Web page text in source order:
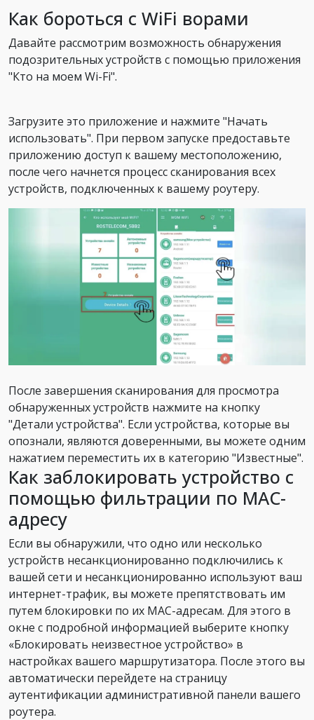
Как бороться с WiFi ворами
Давайте рассмотрим возможность обнаружения
подозрительных устройств с помощью приложения
"Кто на моем Wi-Fi".
Загрузите это приложение и нажмите "Начать
использовать". При первом запуске предоставьте
приложению доступ к вашему местоположению,
после чего начнется процесс сканирования всех
устройств, подключенных к вашему роутеру.
После завершения сканирования для просмотра
обнаруженных устройств нажмите на кнопку
"Детали устройства". Если устройства, которые вы
опознали, являются доверенными, вы можете одним
нажатием переместить их в категорию "Известные".
Как заблокировать устройство с
помощью фильтрации по МАС-
адресу
Если вы обнаружили, что одно или несколько
устройств несанкционированно подключились к
вашей сети и несанкционированно используют ваш
интернет-трафик, вы можете препятствовать им
путем блокировки по их MAC-адресам. Для этого в
окне с подробной информацией выберите кнопку
«Блокировать неизвестное устройство» в
настройках вашего маршрутизатора. После этого вы
автоматически перейдете на страницу
аутентификации административной панели вашего
роутера.